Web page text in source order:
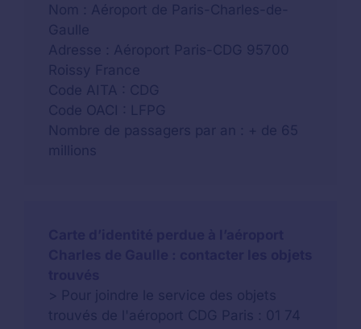
Nom : Aéroport de Paris-Charles-de-
Gaulle
Adresse : Aéroport Paris-CDG 95700
Roissy France
Code AITA : CDG
Code OACI : LFPG
Nombre de passagers par an : + de 65
millions